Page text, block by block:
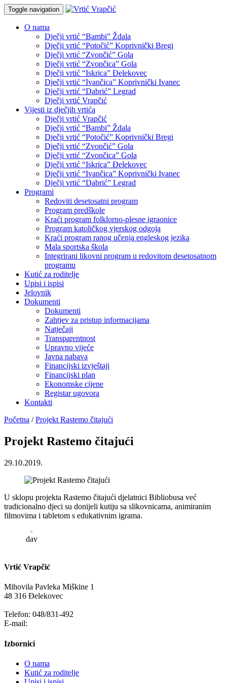
Toggle navigation
O nama
Dječji vrtić “Bambi” Ždala
Dječji vrtić “Potočić” Koprivnički Bregi
Dječji vrtić “Zvončić” Gola
Dječji vrtić “Zvončica” Gola
Dječji vrtić “Iskrica” Đelekovec
Dječji vrtić “Ivančica” Koprivnički Ivanec
Dječji vrtić “Dabrić” Legrad
Dječji vrtić Vrapčić
Vijesti iz dječjih vrtića
Dječji vrtić Vrapčić
Dječji vrtić “Bambi” Ždala
Dječji vrtić “Potočić” Koprivnički Bregi
Dječji vrtić “Zvončić” Gola
Dječji vrtić “Zvončica” Gola
Dječji vrtić “Iskrica” Đelekovec
Dječji vrtić “Ivančica” Koprivnički Ivanec
Dječji vrtić “Dabrić” Legrad
Programi
Redoviti desetosatni program
Program predškole
Kraći program folklorno-plesne igraonice
Program katoličkog vjerskog odgoja
Kraći program ranog učenja engleskog jezika
Mala sportska škola
Integrirani likovni program u redovitom desetosatnom
programu
Kutić za roditelje
Upisi i ispisi
Jelovnik
Dokumenti
Dokumenti
Zahtjev za pristup informacijama
Natječaji
Transparentnost
Upravno vijeće
Javna nabava
Financijski izvještaji
Financijski plan
Ekonomske cijene
Registar ugovora
Kontakti
Početna / Projekt Rastemo čitajući
Projekt Rastemo čitajući
29.10.2019.
U sklopu projekta Rastemo čitajući djelatnici Bibliobusa već
tradicionalno djeci su donijeli kutiju sa slikovnicama, animiranim
filmovima i tabletom s edukativnim igrama.
dav
Vrtić Vrapčić
Mihovila Pavleka Miškine 1
48 316 Đelekovec
Telefon: 048/831-492
E-mail:
Izbornici
O nama
Kutić za roditelje